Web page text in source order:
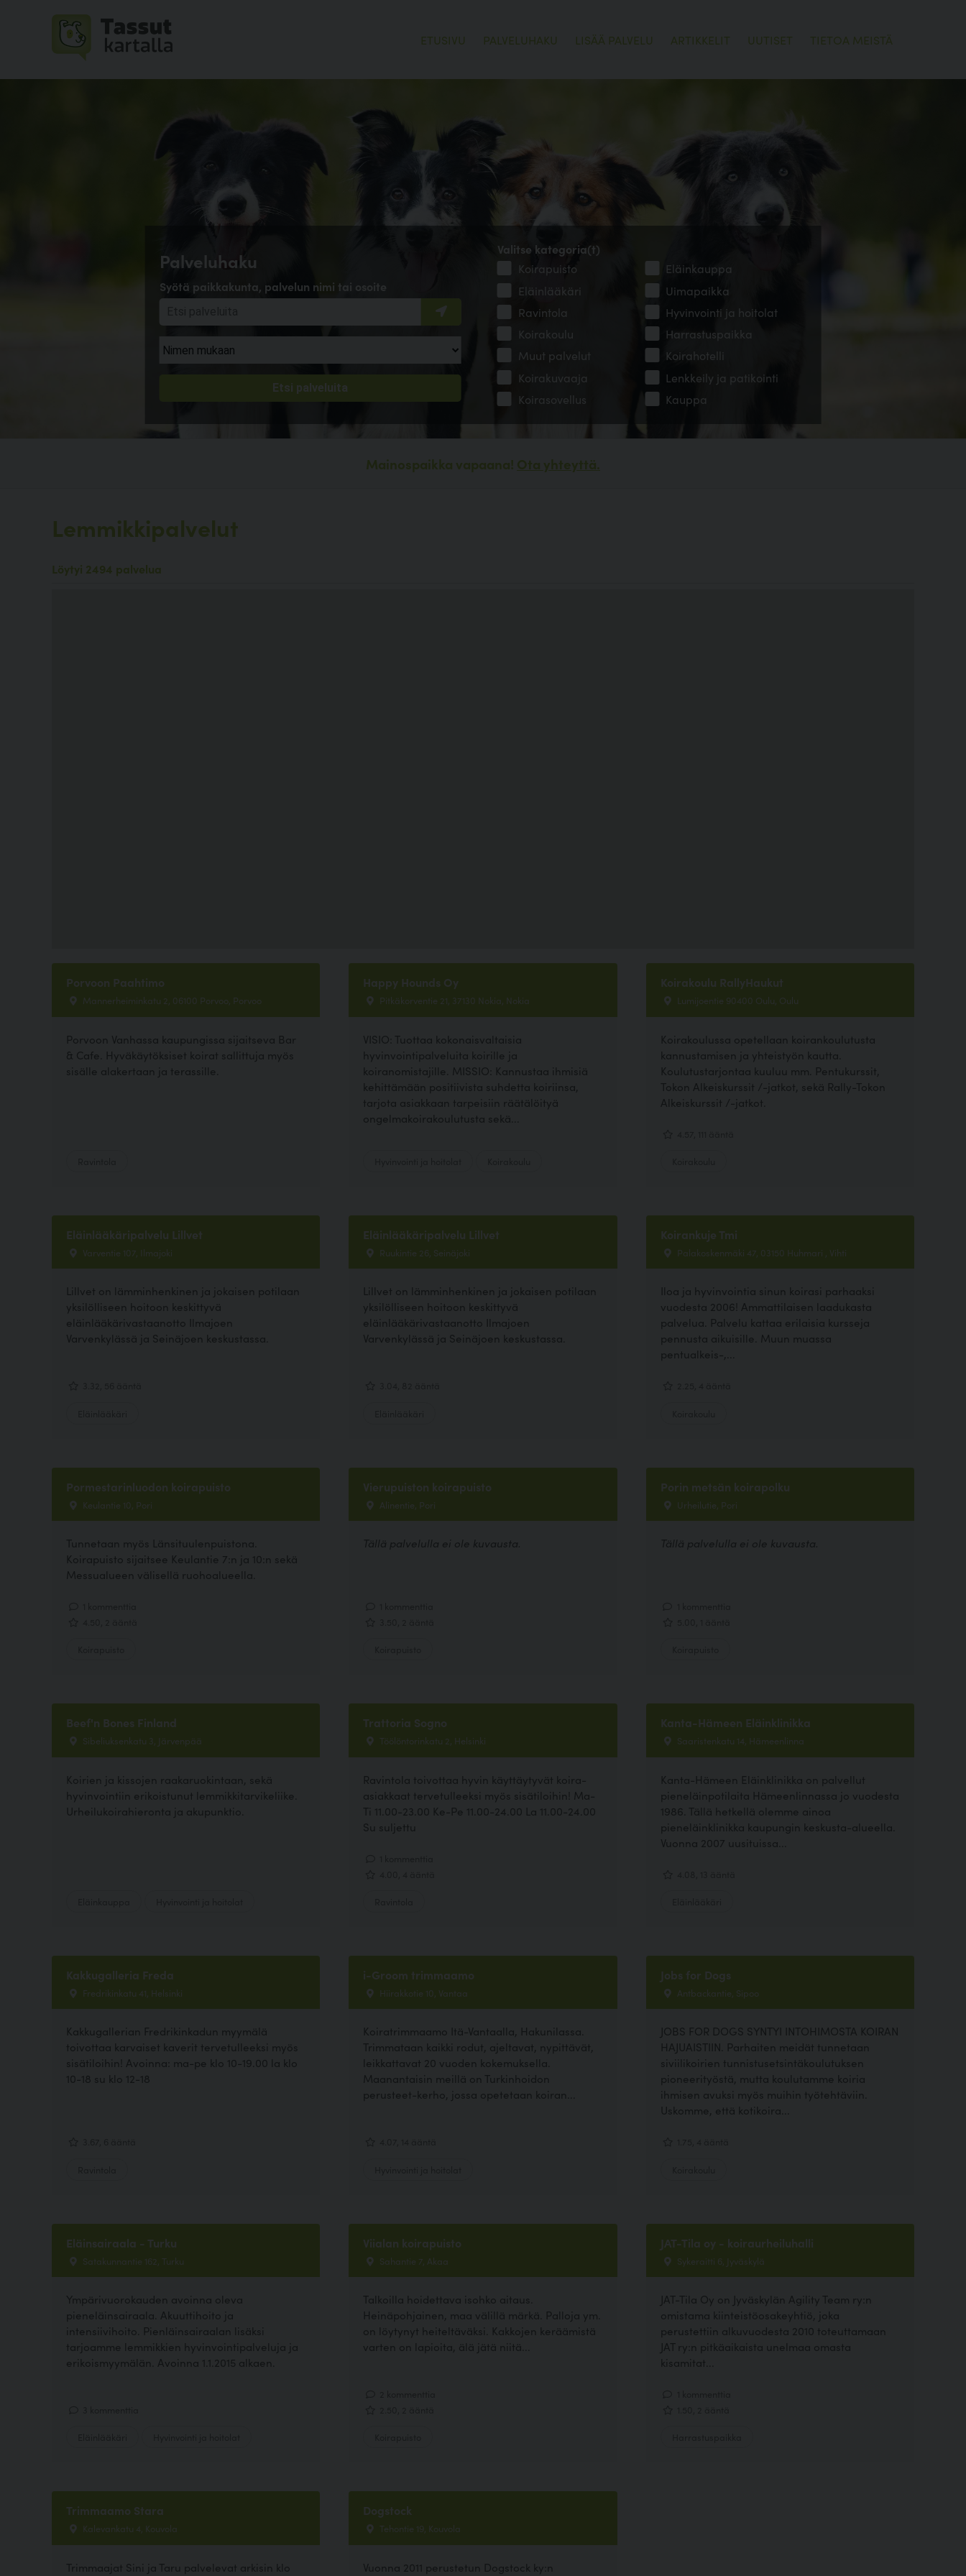
ETUSIVU PALVELUHAKU LISÄÄ PALVELU ARTIKKELIT UUTISET TIETOA MEISTÄ
Palveluhaku
Syötä paikkakunta, palvelun nimi tai osoite
Valitse kategoria(t)
Koirapuisto
Eläinkauppa
Eläinlääkäri
Uimapaikka
Ravintola
Hyvinvointi ja hoitolat
Koirakoulu
Harrastuspaikka
Muut palvelut
Koirahotelli
Koirakuvaaja
Lenkkeily ja patikointi
Koirasovellus
Kauppa
Mainospaikka vapaana! Ota yhteyttä.
Lemmikkipalvelut
Löytyi 2494 palvelua
Porvoon Paahtimo
Mannerheiminkatu 2, 06100 Porvoo, Porvoo
Porvoon Vanhassa kaupungissa sijaitseva Bar
& Cafe. Hyväkäytöksiset koirat sallittuja myös
sisälle alakertaan ja terassille.
Happy Hounds Oy
Pitkäkorventie 21, 37130 Nokia, Nokia
VISIO: Tuottaa kokonaisvaltaisia
hyvinvointipalveluita koirille ja
koiranomistajille. MISSIO: Kannustaa ihmisiä
kehittämään positiivista suhdetta koiriinsa,
tarjota asiakkaan tarpeisiin räätälöityä
ongelmakoirakoulutusta sekä...
Koirakoulu RallyHaukut
Lumijoentie 90400 Oulu, Oulu
Koirakoulussa opetellaan koirankoulutusta
kannustamisen ja yhteistyön kautta.
Koulutustarjontaa kuuluu mm. Pentukurssit,
Tokon Alkeiskurssit /-jatkot, sekä Rally-Tokon
Alkeiskurssit /-jatkot.
Eläinlääkäripalvelu Lillvet
Varventie 107, Ilmajoki
Lillvet on lämminhenkinen ja jokaisen potilaan
yksilölliseen hoitoon keskittyvä
eläinlääkärivastaanotto Ilmajoen
Varvenkylässä ja Seinäjoen keskustassa.
Eläinlääkäripalvelu Lillvet
Ruukintie 26, Seinäjoki
Lillvet on lämminhenkinen ja jokaisen potilaan
yksilölliseen hoitoon keskittyvä
eläinlääkärivastaanotto Ilmajoen
Varvenkylässä ja Seinäjoen keskustassa.
Koirankuje Tmi
Palakoskenmäki 47, 03150 Huhmari , Vihti
Iloa ja hyvinvointia sinun koirasi parhaaksi
vuodesta 2006! Ammattilaisen laadukasta
palvelua. Palvelu kattaa erilaisia kursseja
pennusta aikuisille. Muun muassa
pentualkeis-,...
Pormestarinluodon koirapuisto
Keulantie 10, Pori
Tunnetaan myös Länsituulenpuistona.
Koirapuisto sijaitsee Keulantie 7:n ja 10:n sekä
Messualueen välisellä ruohoalueella.
Vierupuiston koirapuisto
Alinentie, Pori
Tällä palvelulla ei ole kuvausta.
Porin metsän koirapolku
Urheilutie, Pori
Tällä palvelulla ei ole kuvausta.
Beef'n Bones Finland
Sibeliuksenkatu 3, Järvenpää
Koirien ja kissojen raakaruokintaan, sekä
hyvinvointiin erikoistunut lemmikkitarvikeliike.
Urheilukoirahieronta ja akupunktio.
Trattoria Sogno
Töölöntorinkatu 2, Helsinki
Ravintola toivottaa hyvin käyttäytyvät koira-
asiakkaat tervetulleeksi myös sisätiloihin! Ma-
Ti 11.00-23.00 Ke-Pe 11.00-24.00 La 11.00-24.00
Su suljettu
Kanta-Hämeen Eläinklinikka
Saaristenkatu 14, Hämeenlinna
Kanta-Hämeen Eläinklinikka on palvellut
pieneläinpotilaita Hämeenlinnassa jo vuodesta
1986. Tällä hetkellä olemme ainoa
pieneläinklinikka kaupungin keskusta-alueella.
Vuonna 2007 uusituissa...
Kakkugalleria Freda
Fredrikinkatu 41, Helsinki
Kakkugallerian Fredrikinkadun myymälä
toivottaa karvaiset kaverit tervetulleeksi myös
sisätiloihin! Avoinna: ma-pe klo 10-19.00 la klo
10-18 su klo 12-18
i-Groom trimmaamo
Hiirakkotie 10, Vantaa
Koiratrimmaamo Itä-Vantaalla, Hakunilassa.
Trimmataan kaikki rodut, ajeltavat, nypittävät,
leikkattavat 20 vuoden kokemuksella.
Maanantaisin meillä on Turkinhoidon
perusteet-kerho, jossa opetetaan koiran...
Jobs for Dogs
Antbackantie, Sipoo
JOBS FOR DOGS SYNTYI INTOHIMOSTA KOIRAN
HAJUAISTIIN. Parhaiten meidät tunnetaan
siviilikoirien tunnistusetsintäkoulutuksen
pioneerityöstä, mutta koulutamme koiria
ihmisen avuksi myös muihin työtehtäviin.
Uskomme, että kotikoira...
Eläinsairaala - Turku
Satakunnantie 162, Turku
Ympärivuorokauden avoinna oleva
pieneläinsairaala. Akuuttihoito ja
intensiivihoito. Pienläinsairaalan lisäksi
tarjoamme lemmikkien hyvinvointipalveluja ja
erikoismyymälän. Avoinna 1.1.2015 alkaen.
Viialan koirapuisto
Sahantie 7, Akaa
Talkoilla hoidettava isohko aitaus.
Heinäpohjainen, maa välillä märkä. Palloja ym.
on löytynyt heiteltäväksi. Kakkojen keräämistä
varten on lapioita, älä jätä niitä...
JAT-Tila oy - koiraurheiluhalli
Sykeraitti 6, Jyväskylä
JAT-Tila Oy on Jyväskylän Agility Team ry:n
omistama kiinteistöosakeyhtiö, joka
perustettiin alkuvuodesta 2010 toteuttamaan
JAT ry:n pitkäaikaista unelmaa omasta
kisamitat...
Trimmaamo Stara
Kalevankatu 4, Kouvola
Trimmaajat Sini ja Taru palvelevat arkisin klo
Dogstock
Tehontie 19, Kouvola
Vuonna 2011 perustetun Dogstock ky:n